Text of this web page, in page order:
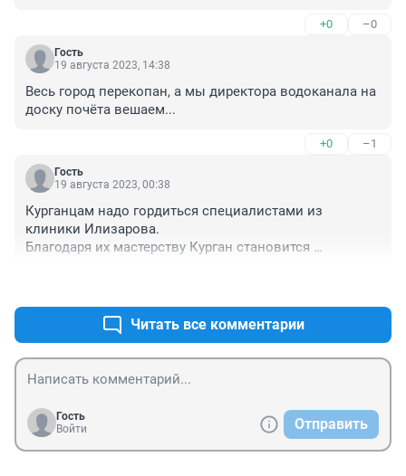
+0 –0
Гость
19 августа 2023, 14:38
Весь город перекопан, а мы директора водоканала на
доску почёта вешаем...
+0 –1
Гость
19 августа 2023, 00:38
Курганцам надо гордиться специалистами из
клиники Илизарова.
Благодаря их мастерству Курган становится
полноценной жизни.
Вот кем надо гордиться!
Читать все комментарии
Гость
Войти
Отправить